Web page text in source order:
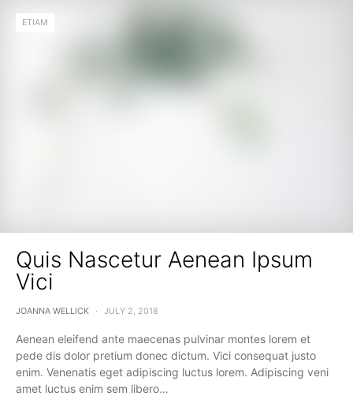
ETIAM
Quis Nascetur Aenean Ipsum
Vici
JOANNA WELLICK JULY 2, 2018
Aenean eleifend ante maecenas pulvinar montes lorem et
pede dis dolor pretium donec dictum. Vici consequat justo
enim. Venenatis eget adipiscing luctus lorem. Adipiscing veni
amet luctus enim sem libero…